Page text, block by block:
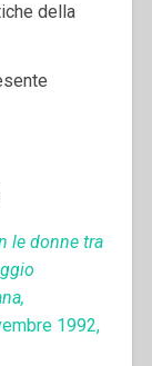
della
le donne tra
1992,